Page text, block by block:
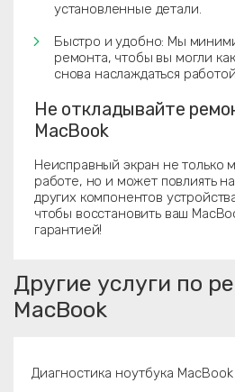
установленные детали.
Быстро и удобно: Мы
ремонта, чтобы вы могли
снова наслаждаться
Не откладывайте
MacBook
Неисправный экран не только
работе, но и может повлиять
других компонентов
чтобы восстановить ваш
гарантией!
Другие услуги по
MacBook
Диагностика ноутбука MacBook